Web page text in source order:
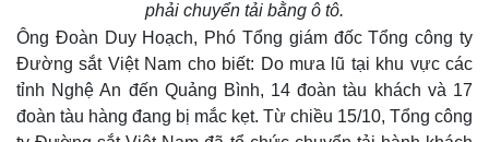
Cuộc sống đó đây
Hồ sơ
Ảnh
E-Magazine
Infographic
phải chuyển tải bằng ô tô.
Ông Đoàn Duy Hoạch, Phó Tổng giám đốc Tổng công ty
Đường sắt Việt Nam cho biết: Do mưa lũ tại khu vực các
tỉnh Nghệ An đến Quảng Bình, 14 đoàn tàu khách và 17
đoàn tàu hàng đang bị mắc kẹt. Từ chiều 15/10, Tổng công